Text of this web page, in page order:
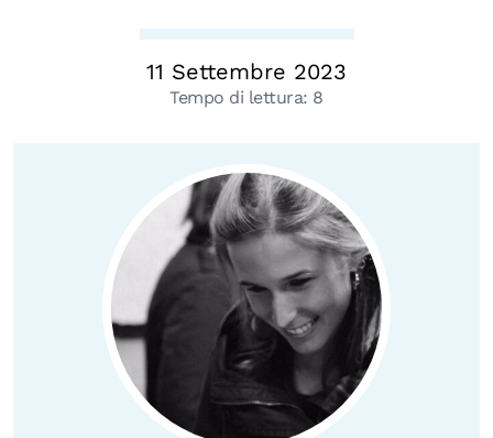
Progetti Nazionali
Progetti Internazionali
Pubblicazioni
Storie di Resistenza, ottant’anni dopo
Calendario civile
Elezioni dal mondo
11 Settembre 2023
Tempo di lettura: 8